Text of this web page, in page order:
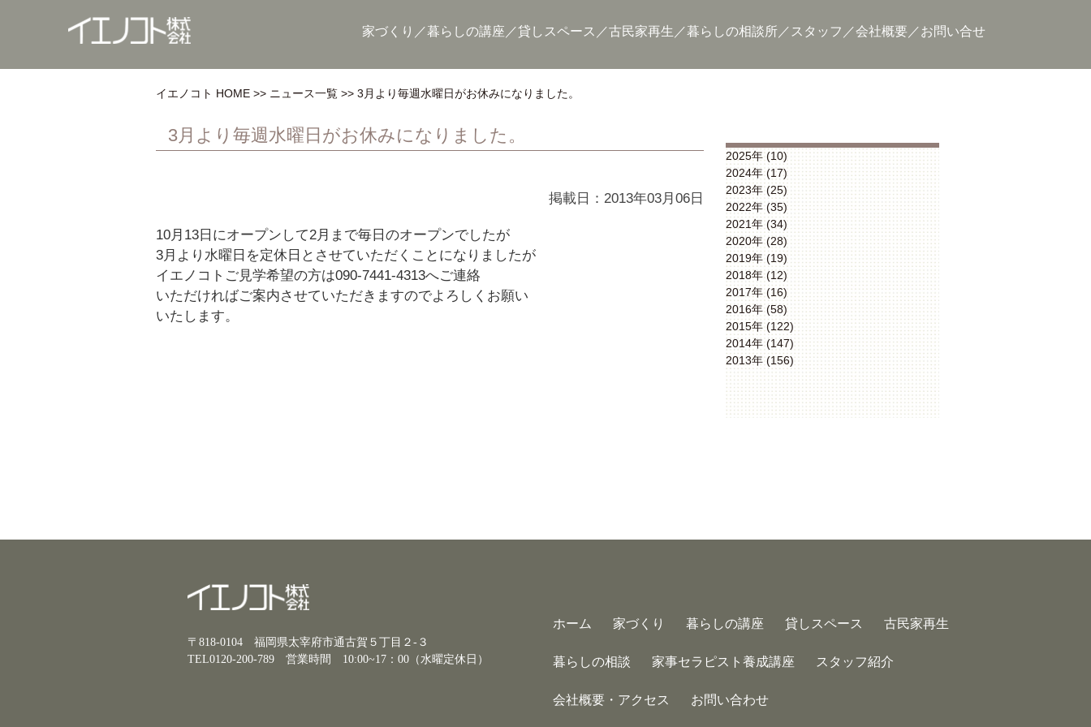
家づくり 暮らしの講座 貸しスペース 古民家再生 暮らしの相談所 スタッフ 会社概要 お問い合せ
イエノコト HOME ニュース一覧 3月より毎週水曜日がお休みになりました。
3月より毎週水曜日がお休みになりました。
掲載日：2013年03月06日
10月13日にオープンして2月まで毎日のオープンでしたが
3月より水曜日を定休日とさせていただくことになりましたが
イエノコトご見学希望の方は090-7441-4313へご連絡
いただければご案内させていただきますのでよろしくお願い
いたします。
2025年 (10)
2024年 (17)
2023年 (25)
2022年 (35)
2021年 (34)
2020年 (28)
2019年 (19)
2018年 (12)
2017年 (16)
2016年 (58)
2015年 (122)
2014年 (147)
2013年 (156)
ホーム 家づくり 暮らしの講座 貸しスペース 古民家再生
暮らしの相談 家事セラピスト養成講座 スタッフ紹介
会社概要・アクセス お問い合わせ
〒818-0104 福岡県太宰府市通古賀５丁目２-３
TEL0120-200-789 営業時間 10:00~17：00（水曜定休日）